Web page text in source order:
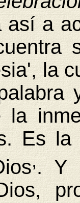
así a
la
la
Es la
,. Y